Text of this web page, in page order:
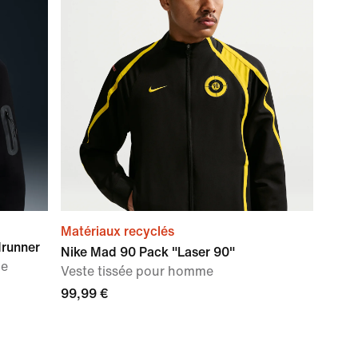
Matériaux recyclés
Nike Mad 90 Pack "Laser 90"
Veste tissée pour homme
99,99 €